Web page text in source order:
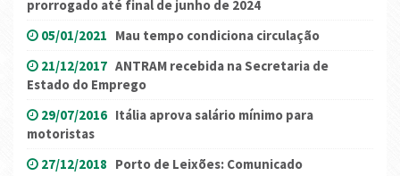
prorrogado até final de junho de 2024
05/01/2021 Mau tempo condiciona circulação
21/12/2017 ANTRAM recebida na Secretaria de
Estado do Emprego
29/07/2016 Itália aprova salário mínimo para
motoristas
27/12/2018 Porto de Leixões: Comunicado